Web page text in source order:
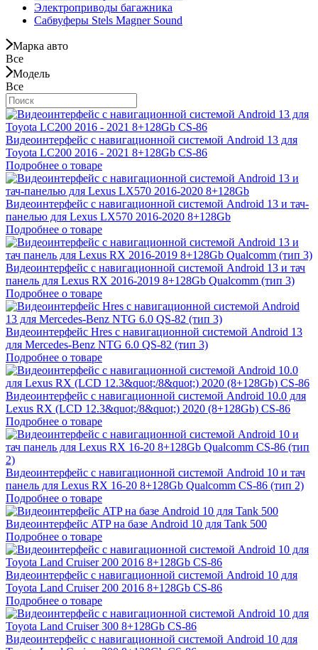
Электроприводы багажника
Сабвуферы Stels Magner Sound
Марка авто
Все
Модель
Все
Видеоинтерфейс с навигационной системой Android 13 для
Toyota LC200 2016 - 2021 8+128Gb CS-86
Подробнее о товаре
Видеоинтерфейс с навигационной системой Android 13 и тач-
панелью для Lexus LX570 2016-2020 8+128Gb
Подробнее о товаре
Видеоинтерфейс с навигационной системой Android 13 и тач
панель для Lexus RX 2016-2019 8+128Gb Qualcomm (тип 3)
Подробнее о товаре
Видеоинтерфейс Hres с навигационной системой Android 13
для Mercedes-Benz NTG 6.0 QS-82 (тип 3)
Подробнее о товаре
Видеоинтерфейс с навигационной системой Android 10.0 для
Lexus RX (LCD 12.3&quot;/8&quot;) 2020 (8+128Gb) CS-86
Подробнее о товаре
Видеоинтерфейс с навигационной системой Android 10 и тач
панель для Lexus RX 16-20 8+128Gb Qualcomm CS-86 (тип 2)
Подробнее о товаре
Видеоинтерфейс ATP на базе Android 10 для Tank 500
Подробнее о товаре
Видеоинтерфейс с навигационной системой Android 10 для
Toyota Land Cruiser 200 2016 8+128Gb CS-86
Подробнее о товаре
Видеоинтерфейс с навигационной системой Android 10 для